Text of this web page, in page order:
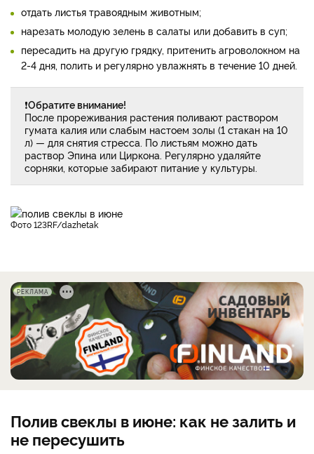
отдать листья травоядным животным;
нарезать молодую зелень в салаты или добавить в суп;
пересадить на другую грядку, притенить агроволокном на
2-4 дня, полить и регулярно увлажнять в течение 10 дней.
❗Обратите внимание!
После прореживания растения поливают раствором
гумата калия или слабым настоем золы (1 стакан на 10
л) — для снятия стресса. По листьям можно дать
раствор Эпина или Циркона. Регулярно удаляйте
сорняки, которые забирают питание у культуры.
фото 123RF/dazhetak
РЕКЛАМА
Полив свеклы в июне: как не залить и
не пересушить